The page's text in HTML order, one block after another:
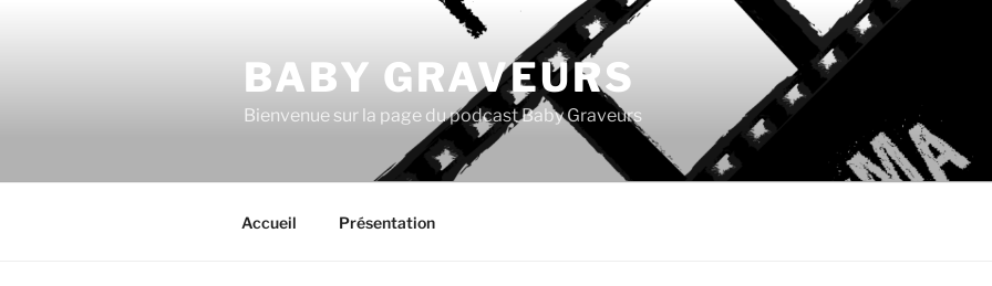
BABY GRAVEURS
Bienvenue sur la page du podcast Baby Graveurs
Accueil Présentation